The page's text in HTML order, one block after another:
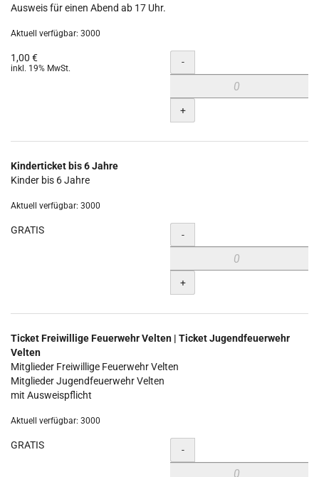
Ausweis für einen Abend ab 17 Uhr.
Aktuell verfügbar: 3000
1,00 €
inkl. 19% MwSt. Menge
-
+
Kinderticket bis 6 Jahre
Kinder bis 6 Jahre
Aktuell verfügbar: 3000
GRATIS Menge
-
+
Ticket Freiwillige Feuerwehr Velten | Ticket Jugendfeuerwehr
Velten
Mitglieder Freiwillige Feuerwehr Velten
Mitglieder Jugendfeuerwehr Velten
mit Ausweispflicht
Aktuell verfügbar: 3000
GRATIS Menge
-